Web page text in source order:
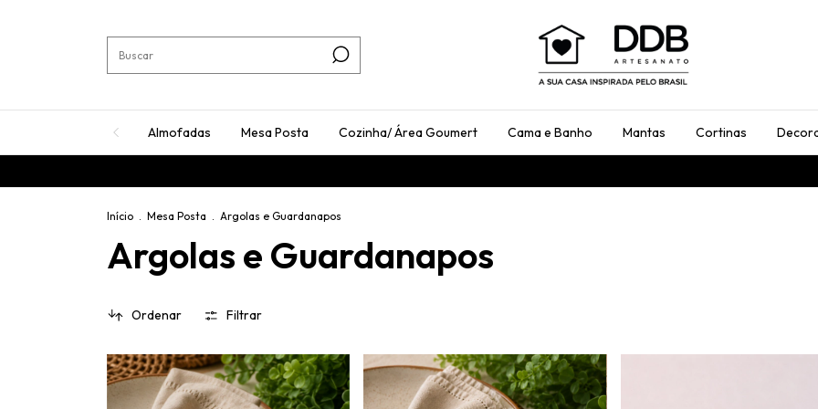
Almofadas Mesa Posta Cozinha/ Área Goumert Cama e Banho Mantas Cortinas
Início . Mesa Posta . Argolas e Guardanapos
Argolas e Guardanapos
Ordenar Filtrar